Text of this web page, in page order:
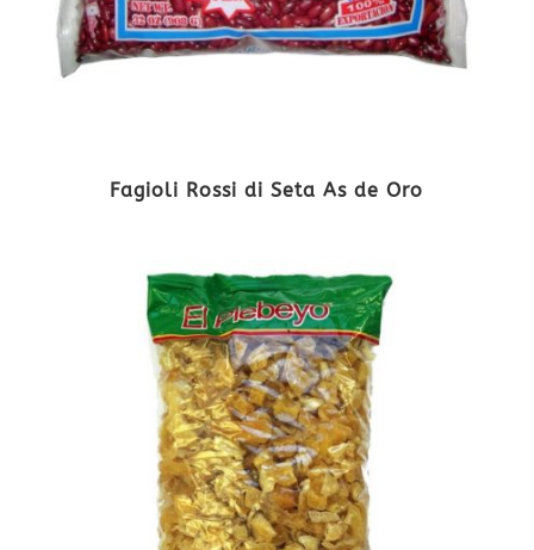
Fagioli Rossi di Seta As de Oro